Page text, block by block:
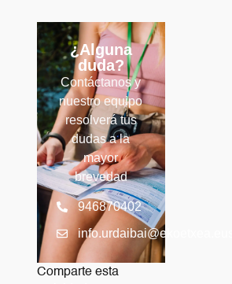
¿Alguna
duda?
Contáctanos y
nuestro equipo
resolverá tus
dudas a la
mayor
brevedad
946870402
info.urdaibai@ekoetxea.eus
Comparte esta